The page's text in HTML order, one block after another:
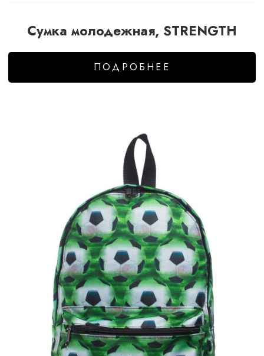
Сумка молодежная, STRENGTH
ПОДРОБНЕЕ